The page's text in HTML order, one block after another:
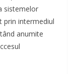
sistemelor
prin intermediul
anumite